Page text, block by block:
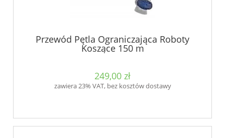
Przewód Pętla Ograniczająca Roboty
Koszące 150 m
249,00 zł
zawiera 23% VAT, bez kosztów dostawy